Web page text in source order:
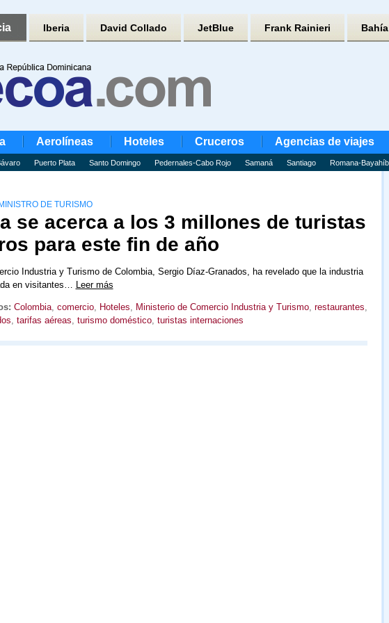
Iberia David Collado JetBlue Frank Rainieri
Aerolíneas Hoteles Cruceros Agencias de viajes
Puerto Plata Santo Domingo Pedernales-Cabo Rojo Samaná Santiago Romana-
DE TURISMO
se acerca a los 3 millones de turistas
para este fin de año
Industria y Turismo de Colombia, Sergio Díaz-Granados, ha revelado que la industria
en visitantes… Leer más
Colombia, comercio, Hoteles, Ministerio de Comercio Industria y Turismo, restaurantes,
, tarifas aéreas, turismo doméstico, turistas internaciones